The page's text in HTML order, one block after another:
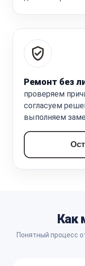
Ремонт без
проверяем
согласуем
выполняем
Как
Понятный процесс